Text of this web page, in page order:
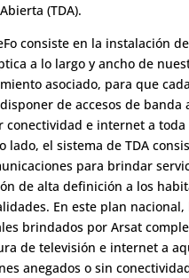
(TDA).
consiste en la instalación
a lo largo y ancho de
asociado, para que
de accesos de banda
conectividad e internet a toda
lado, el sistema de TDA
para brindar
de alta definición a los
En este plan nacional,
brindados por Arsat
de televisión e internet a
anegados o sin